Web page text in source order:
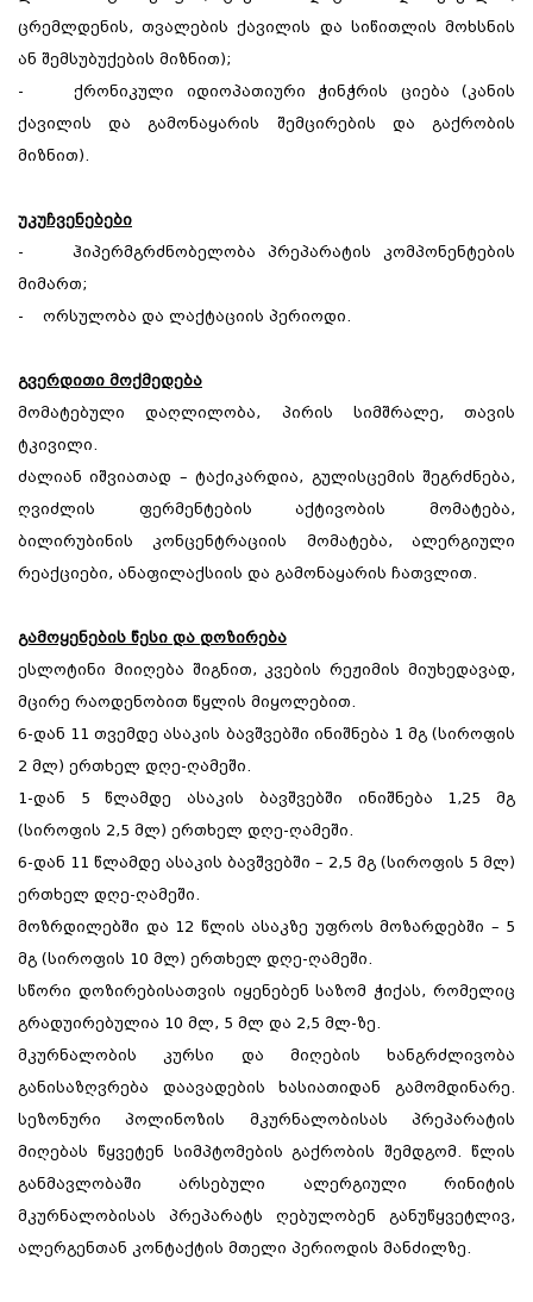
ცრემლდენის, თვალების ქავილის და სიწითლის მოხსნის
ან შემსუბუქების მიზნით);
- ქრონიკული იდიოპათიური ჭინჭრის ციება (კანის
ქავილის და გამონაყარის შემცირების და გაქრობის
მიზნით).
უკუჩვენებები
- ჰიპერმგრძნობელობა პრეპარატის კომპონენტების
მიმართ;
- ორსულობა და ლაქტაციის პერიოდი.
გვერდითი მოქმედება
მომატებული დაღლილობა, პირის სიმშრალე, თავის
ტკივილი.
ძალიან იშვიათად – ტაქიკარდია, გულისცემის შეგრძნება,
ღვიძლის ფერმენტების აქტივობის მომატება,
ბილირუბინის კონცენტრაციის მომატება, ალერგიული
რეაქციები, ანაფილაქსიის და გამონაყარის ჩათვლით.
გამოყენების წესი და დოზირება
ესლოტინი მიიღება შიგნით, კვების რეჟიმის მიუხედავად,
მცირე რაოდენობით წყლის მიყოლებით.
6-დან 11 თვემდე ასაკის ბავშვებში ინიშნება 1 მგ (სიროფის
2 მლ) ერთხელ დღე-ღამეში.
1-დან 5 წლამდე ასაკის ბავშვებში ინიშნება 1,25 მგ
(სიროფის 2,5 მლ) ერთხელ დღე-ღამეში.
6-დან 11 წლამდე ასაკის ბავშვებში – 2,5 მგ (სიროფის 5 მლ)
ერთხელ დღე-ღამეში.
მოზრდილებში და 12 წლის ასაკზე უფროს მოზარდებში – 5
მგ (სიროფის 10 მლ) ერთხელ დღე-ღამეში.
სწორი დოზირებისათვის იყენებენ საზომ ჭიქას, რომელიც
გრადუირებულია 10 მლ, 5 მლ და 2,5 მლ-ზე.
მკურნალობის კურსი და მიღების ხანგრძლივობა
განისაზღვრება დაავადების ხასიათიდან გამომდინარე.
სეზონური პოლინოზის მკურნალობისას პრეპარატის
მიღებას წყვეტენ სიმპტომების გაქრობის შემდგომ. წლის
განმავლობაში არსებული ალერგიული რინიტის
მკურნალობისას პრეპარატს ღებულობენ განუწყვეტლივ,
ალერგენთან კონტაქტის მთელი პერიოდის მანძილზე.